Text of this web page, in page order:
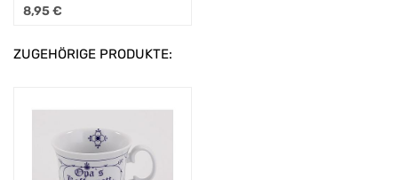
rechteckig, "Chef am
8,95€
ZUGEHÖRIGE PRODUKTE: